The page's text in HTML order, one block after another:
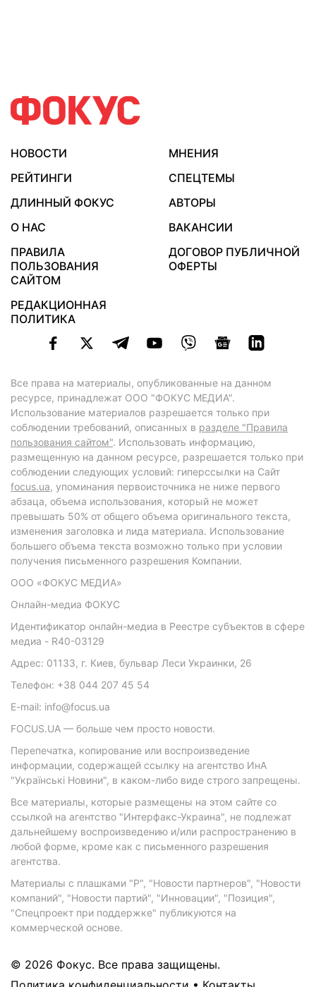
НОВОСТИ
МНЕНИЯ
РЕЙТИНГИ
СПЕЦТЕМЫ
ДЛИННЫЙ ФОКУС
АВТОРЫ
О НАС
ВАКАНСИИ
ПРАВИЛА
ПОЛЬЗОВАНИЯ
САЙТОМ
ДОГОВОР ПУБЛИЧНОЙ
ОФЕРТЫ
РЕДАКЦИОННАЯ
ПОЛИТИКА
Все права на материалы, опубликованные на данном
ресурсе, принадлежат ООО "ФОКУС МЕДИА".
Использование материалов разрешается только при
соблюдении требований, описанных в разделе "Правила
пользования сайтом". Использовать информацию,
размещенную на данном ресурсе, разрешается только при
соблюдении следующих условий: гиперссылки на Сайт
focus.ua, упоминания первоисточника не ниже первого
абзаца, объема использования, который не может
превышать 50% от общего объема оригинального текста,
изменения заголовка и лида материала. Использование
большего объема текста возможно только при условии
получения письменного разрешения Компании.
ООО «ФОКУС МЕДИА»
Онлайн-медиа ФОКУС
Идентификатор онлайн-медиа в Реестре субъектов в сфере
медиа - R40-03129
Адрес: 01133, г. Киев, бульвар Леси Украинки, 26
Телефон: +38 044 207 45 54
E-mail: info@focus.ua
FOCUS.UA — больше чем просто новости.
Перепечатка, копирование или воспроизведение
информации, содержащей ссылку на агентство ИнА
"Українські Новини", в каком-либо виде строго запрещены.
Все материалы, которые размещены на этом сайте со
ссылкой на агентство "Интерфакс-Украина", не подлежат
дальнейшему воспроизведению и/или распространению в
любой форме, кроме как с письменного разрешения
агентства.
Материалы с плашками "Р", "Новости партнеров", "Новости
компаний", "Новости партий", "Инновации", "Позиция",
"Спецпроект при поддержке" публикуются на
коммерческой основе.
© 2026 Фокус. Все права защищены.